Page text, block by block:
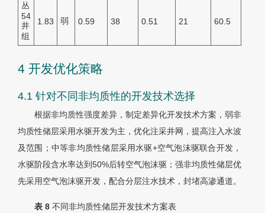
丛
54
井
组
1.83 弱 0.59 38 0.51 21 60.5
4 开发优化策略
4.1 针对不同非均质性的开发技术选择
根据非均质性强度差异，制定差异化开发技术方案，弱非
均质性储层采用水驱开发为主，优化注采井网，提高注入水波
及范围；中等非均质性储层采用水驱+空气泡沫驱联合开发，
水驱阶段含水率达到50%后转空气泡沫驱；强非均质性储层优
先采用空气泡沫驱开发，配合分层注水技术，封堵高渗通道。
表 8 不同非均质性储层开发技术方案表